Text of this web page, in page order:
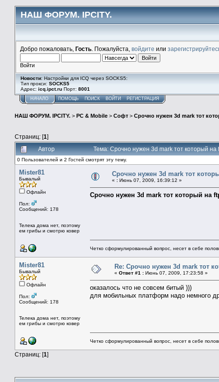
НАШ ФОРУМ. IPCITY.
Добро пожаловать, Гость . Пожалуйста, войдите или
Войти
Новости: Настройки для ICQ через SOCKS5:
Тип прокси: SOCKS5
Адрес: icq.ipct.ru Порт: 8001
НАЧАЛО ПОМОЩЬ ПОИСК ВОЙТИ РЕГИСТРАЦИЯ
НАШ ФОРУМ. IPCITY. > PC & Mobile > Софт > Срочно нужен 3d mark тот
Страниц: [1]
Автор
Тема: Срочно нужен 3d mark тот который
0 Пользователей и 2 Гостей смотрят эту тему.
Mister81
Бывалый
Офлайн
Пол:
Сообщений: 178
Телека дома нет, поэтому
ем грибы и смотрю ковер
Срочно нужен 3d mark тот
« : Июнь 07, 2009, 16:39:12 »
Срочно нужен 3d mark тот который на
Четко сформулированный вопрос, несет в себе
Mister81
Бывалый
Офлайн
Пол:
Сообщений: 178
Телека дома нет, поэтому
ем грибы и смотрю ковер
Re: Срочно нужен 3d mark тот
« Ответ #1 : Июнь 07, 2009, 17:23:58 »
оказалось что не совсем битый )))
для мобильных платформ надо немного
Четко сформулированный вопрос, несет в себе
Страниц: [1]